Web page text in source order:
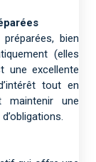
bien
(elles
une excellente
tout en
une